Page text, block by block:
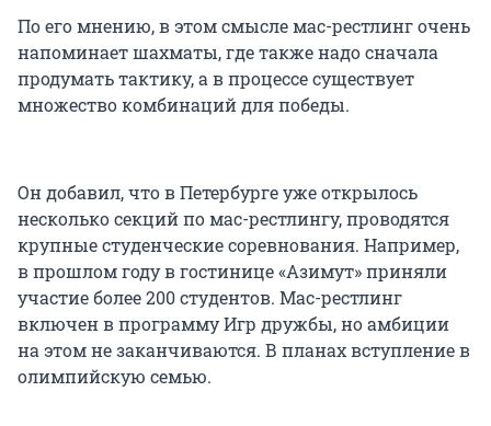
По его мнению, в этом смысле мас-рестлинг очень
напоминает шахматы, где также надо сначала
продумать тактику, а в процессе существует
множество комбинаций для победы.
Он добавил, что в Петербурге уже открылось
несколько секций по мас-рестлингу, проводятся
крупные студенческие соревнования. Например,
в прошлом году в гостинице «Азимут» приняли
участие более 200 студентов. Мас-рестлинг
включен в программу Игр дружбы, но амбиции
на этом не заканчиваются. В планах вступление в
олимпийскую семью.